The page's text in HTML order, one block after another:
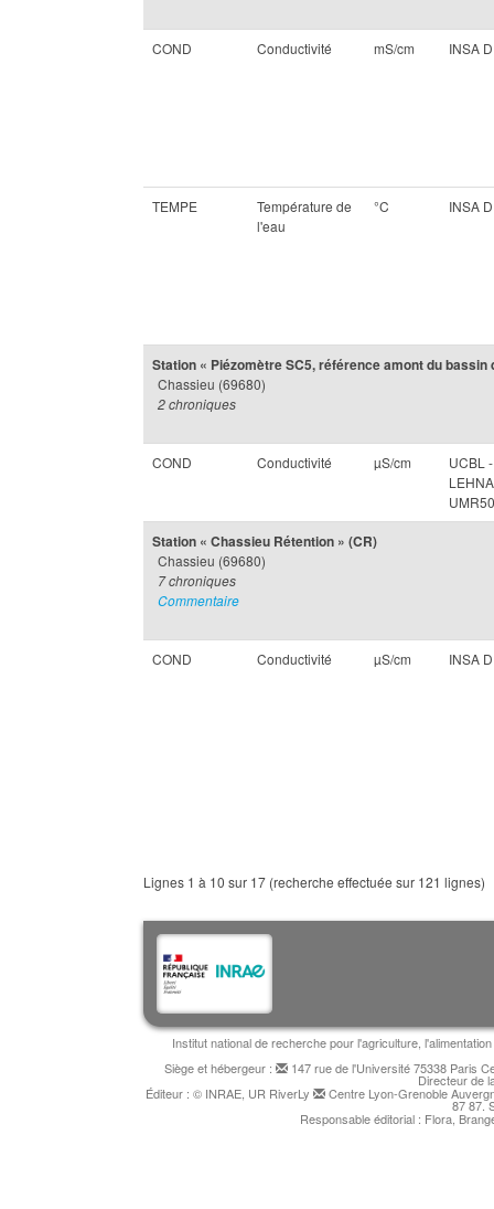
COND Conductivité mS/cm INSA
TEMPE
Température de
l'eau
°C INSA
Station « Piézomètre SC5, référence amont du bassin
Chassieu (69680)
2 chroniques
COND Conductivité µS/cm
UCBL
Station « Chassieu Rétention » (CR)
Chassieu (69680)
7 chroniques
Commentaire
COND Conductivité µS/cm INSA
Lignes 1 à 10 sur 17 (recherche effectuée sur 121 lignes)
Institut national de recherche pour l'agriculture,
Siège et hébergeur :
147 rue de l'Université 75338 Paris
Directeur de
Éditeur : © INRAE, UR RiverLy Centre Lyon-Grenoble
87 87.
Responsable éditorial : Flora,